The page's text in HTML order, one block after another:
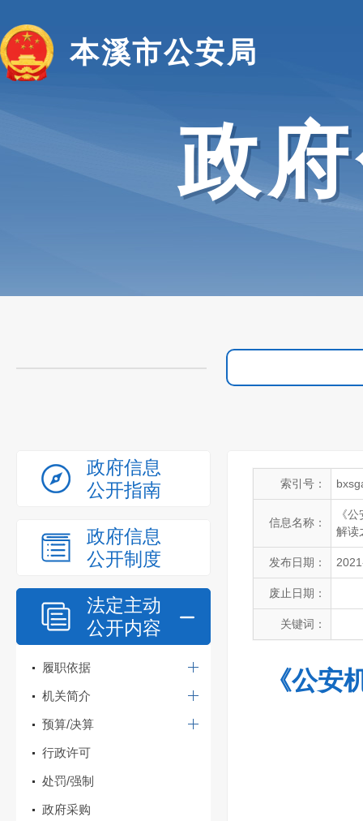
本溪市公安局
政
政府信息
公开指南
政府信息
公开制度
法定主动
公开内容
履职依据
机关简介
预算/决算
行政许可
处罚/强制
政府采购
索引号：
信息名称：
《
解读
发布日期：
废止日期：
关键词：
《公